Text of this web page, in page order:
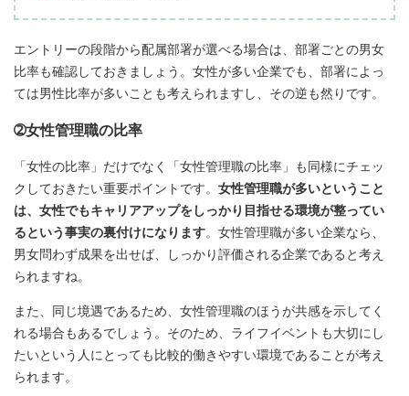
エントリーの段階から配属部署が選べる場合は、部署ごとの男女
比率も確認しておきましょう。女性が多い企業でも、部署によっ
ては男性比率が多いことも考えられますし、その逆も然りです。
➁女性管理職の比率
「女性の比率」だけでなく「女性管理職の比率」も同様にチェッ
クしておきたい重要ポイントです。 女性管理職が多いということ
は、女性でもキャリアアップをしっかり目指せる環境が整ってい
るという事実の裏付けになります。女性管理職が多い企業なら、
男女問わず成果を出せば、しっかり評価される企業であると考え
られますね。
また、同じ境遇であるため、女性管理職のほうが共感を示してく
れる場合もあるでしょう。そのため、ライフイベントも大切にし
たいという人にとっても比較的働きやすい環境であることが考え
られます。